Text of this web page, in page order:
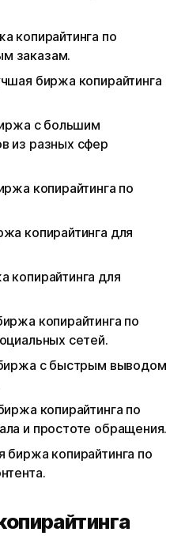
копирайтинга по
заказам.
биржа копирайтинга
с большим
из разных сфер
копирайтинга по
копирайтинга для
копирайтинга для
копирайтинга по
сетей.
с быстрым выводом
копирайтинга по
и простоте обращения.
биржа копирайтинга по